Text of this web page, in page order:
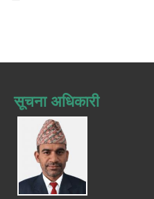
सूचना अधिकारी